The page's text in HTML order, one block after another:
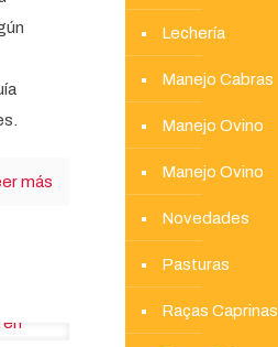
más
Lechería
Manejo Cabras
Manejo Ovino
Manejo Ovino
Novedades
Pasturas
Raças Caprinas